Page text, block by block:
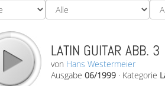
LATIN GUITAR ABB. 3
von Hans Westermeier
Ausgabe 06/1999 · Kategorie